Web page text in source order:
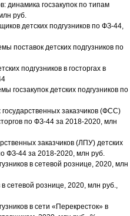
динамика госзакупок по типам
руб.
детских подгузников по ФЗ-44,
поставок детских подгузников по
подгузников в госторгах в
госзакупок детских подгузников по
заказчиков (ФСС)
по ФЗ-44 за 2018-2020, млн
заказчиков (ЛПУ) детских
ФЗ-44 за 2018-2020, млн руб.
в сетевой рознице, 2020, млн
сетевой рознице, 2020, млн руб.,
в сети «Перекресток» в